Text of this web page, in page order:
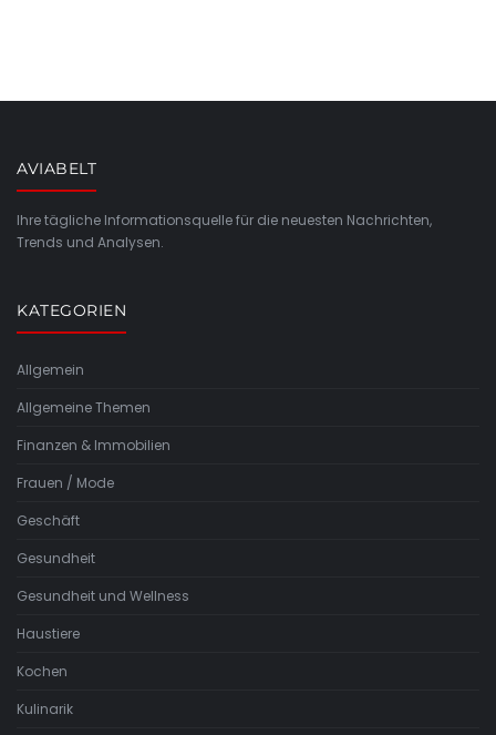
AVIABELT
Ihre tägliche Informationsquelle für die neuesten Nachrichten,
Trends und Analysen.
KATEGORIEN
Allgemein
Allgemeine Themen
Finanzen & Immobilien
Frauen / Mode
Geschäft
Gesundheit
Gesundheit und Wellness
Haustiere
Kochen
Kulinarik